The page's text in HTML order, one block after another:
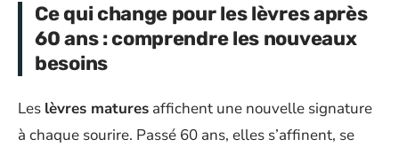
Ce qui change pour les lèvres après
60 ans : comprendre les nouveaux
besoins
Les lèvres matures affichent une nouvelle signature
à chaque sourire. Passé 60 ans, elles s’affinent, se